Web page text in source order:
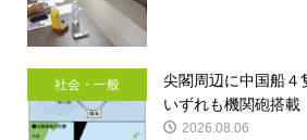
社会・一般
尖閣周辺に中国船
いずれも機関砲搭載
2026.08.06